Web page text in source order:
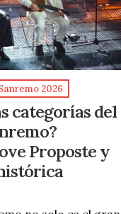
2026
categorías del
Proposte y